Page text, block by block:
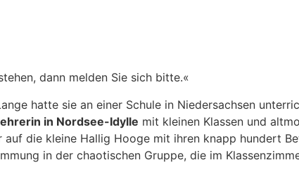
dann melden Sie sich bitte.«
hatte sie an einer Schule in Niedersachsen
in Nordsee-Idylle mit kleinen Klassen und
die kleine Hallig Hooge mit ihren knapp hundert
in der chaotischen Gruppe, die im